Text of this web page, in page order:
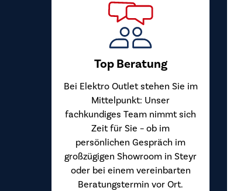
Top Beratung
Bei Elektro Outlet stehen Sie im
Mittelpunkt: Unser
fachkundiges Team nimmt sich
Zeit für Sie – ob im
persönlichen Gespräch im
großzügigen Showroom in Steyr
oder bei einem vereinbarten
Beratungstermin vor Ort.